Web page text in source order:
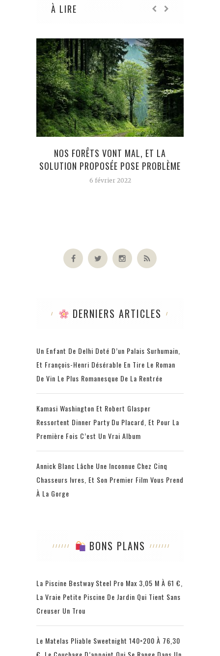
À LIRE
NOS FORÊTS VONT MAL, ET LA
SOLUTION PROPOSÉE POSE PROBLÈME
6 février 2022
DERNIERS ARTICLES
Un Enfant De Delhi Doté D’un Palais Surhumain,
Et François-Henri Désérable En Tire Le Roman
De Vin Le Plus Romanesque De La Rentrée
Kamasi Washington Et Robert Glasper
Ressortent Dinner Party Du Placard, Et Pour La
Première Fois C’est Un Vrai Album
Annick Blanc Lâche Une Inconnue Chez Cinq
Chasseurs Ivres, Et Son Premier Film Vous Prend
À La Gorge
BONS PLANS
La Piscine Bestway Steel Pro Max 3,05 M À 61 €,
La Vraie Petite Piscine De Jardin Qui Tient Sans
Creuser Un Trou
Le Matelas Pliable Sweetnight 140×200 À 76,30